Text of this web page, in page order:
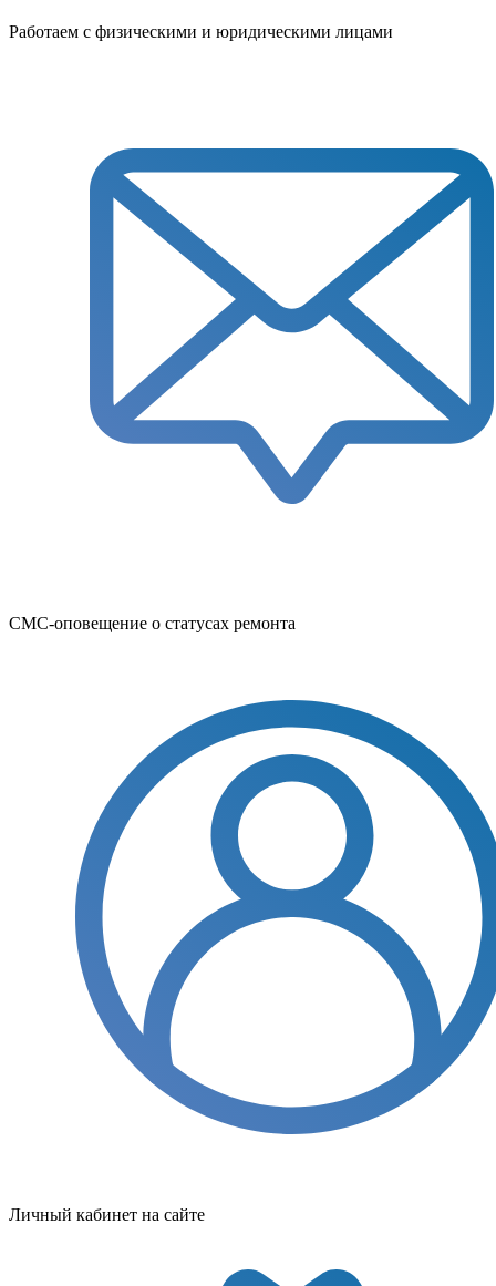
Работаем с физическими и юридическими лицами
СМС-оповещение о статусах ремонта
Личный кабинет на сайте